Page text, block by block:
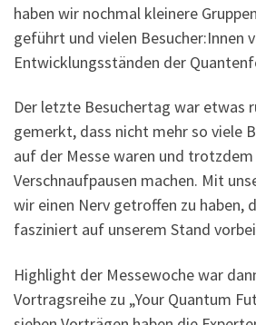
haben wir nochmal kleinere
geführt und vielen Besucher:Innen
Entwicklungsständen der
Der letzte Besuchertag war etwas
gemerkt, dass nicht mehr so viele
auf der Messe waren und
Verschnaufpausen machen. Mit
wir einen Nerv getroffen zu haben,
fasziniert auf unserem Stand
Highlight der Messewoche war
Vortragsreihe zu „Your Quantum